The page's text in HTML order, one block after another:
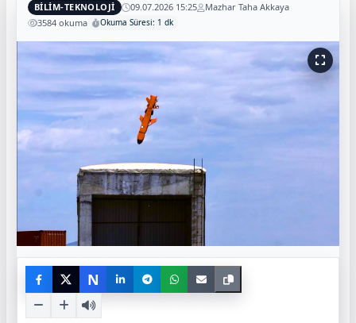
BİLİM-TEKNOLOJİ 09.07.2026 15:25
Mazhar Taha Akkaya
3584 okuma
Okuma Süresi: 1 dk
N